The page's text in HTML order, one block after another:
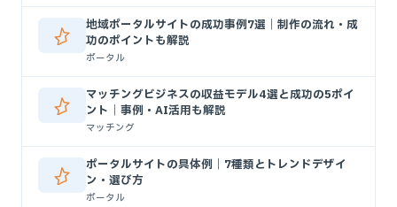
地域ポータルサイトの成功事例7選｜制作の流れ・成
功のポイントも解説
ポータル
マッチングビジネスの収益モデル4選と成功の5ポイ
ント｜事例・AI活用も解説
マッチング
ポータルサイトの具体例｜7種類とトレンドデザイ
ン・選び方
ポータル